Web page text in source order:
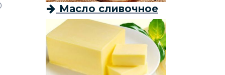
Масло сливочное